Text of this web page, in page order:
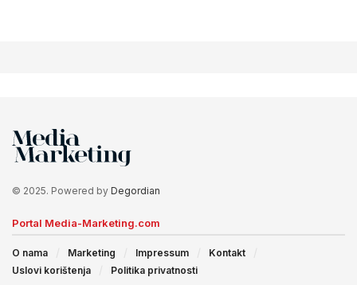
© 2025. Powered by Degordian
Portal Media-Marketing.com
O nama Marketing Impressum
Kontakt
Uslovi korištenja
Politika privatnosti